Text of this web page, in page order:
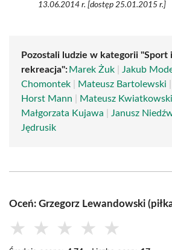
13.06.2014 r. [dostęp 25.01.2015 r.]
Pozostali ludzie w kategorii "Sport i
rekreacja": Marek Żuk Jakub
Chomontek
Mateusz Bartolewski
Horst Mann
Mateusz Kwiatkowski
Małgorzata Kujawa
Janusz
Jędrusik
Oceń: Grzegorz Lewandowski
★ ★ ★ ★ ★